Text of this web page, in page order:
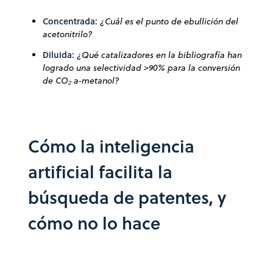
Concentrada: ¿Cuál es el punto de ebullición del
acetonitrilo?
Diluida: ¿Qué catalizadores en la bibliografía han
logrado una selectividad >90% para la conversión
de CO₂ a‑metanol?
Cómo la inteligencia
artificial facilita la
búsqueda de patentes, y
cómo no lo hace